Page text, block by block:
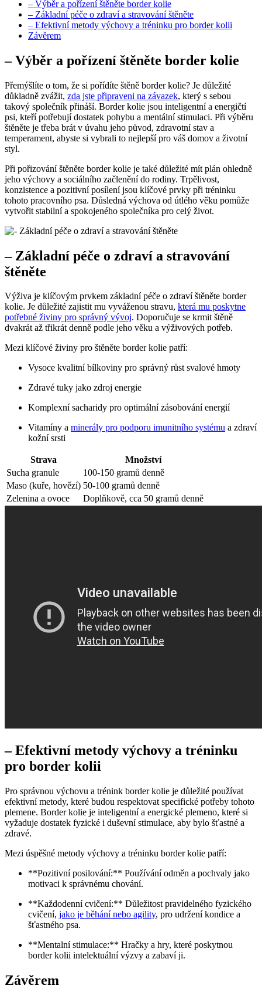
– Výběr a pořízení štěněte border kolie
– Základní péče o zdraví a stravování štěněte
– Efektivní metody výchovy a tréninku pro border kolii
Závěrem
– Výběr a pořízení štěněte border kolie
Přemýšlíte o tom, že si pořídíte štěně border kolie? Je důležité
důkladně zvážit, zda jste připraveni na závazek, který s sebou
takový společník přináší. Border kolie jsou inteligentní a energičtí
psi, kteří potřebují dostatek pohybu a mentální stimulaci. Při výběru
štěněte je třeba brát v úvahu jeho původ, zdravotní stav a
temperament, abyste si vybrali to nejlepší pro váš domov a životní
styl.
Při pořizování štěněte border kolie je také důležité mít plán ohledně
jeho výchovy a sociálního začlenění do rodiny. Trpělivost,
konzistence a pozitivní posílení jsou klíčové prvky při tréninku
tohoto pracovního psa. Důsledná výchova od útlého věku pomůže
vytvořit stabilní a spokojeného společníka pro celý život.
– Základní péče o zdraví a stravování
štěněte
Výživa je klíčovým prvkem základní péče o zdraví štěněte border
kolie. Je důležité zajistit mu vyváženou stravu, která mu poskytne
potřebné živiny pro správný vývoj. Doporučuje se krmit štěně
dvakrát až třikrát denně podle jeho věku a výživových potřeb.
Mezi klíčové živiny pro štěněte border kolie patří:
Vysoce kvalitní bílkoviny pro správný růst svalové hmoty
Zdravé tuky jako zdroj energie
Komplexní sacharidy pro optimální zásobování energií
Vitamíny a minerály pro podporu imunitního systému a zdraví
kožní srsti
Strava
Množství
Sucha granule
100-150 gramů denně
Maso (kuře, hovězí) 50-100 gramů denně
Zelenina a ovoce
Doplňkově, cca 50 gramů denně
– Efektivní metody výchovy a tréninku
pro border kolii
Pro správnou výchovu a trénink border kolie je důležité používat
efektivní metody, které budou respektovat specifické potřeby tohoto
plemene. Border kolie je inteligentní a energické plemeno, které si
vyžaduje dostatek fyzické i duševní stimulace, aby bylo šťastné a
zdravé.
Mezi úspěšné metody výchovy a tréninku border kolie patří:
**Pozitivní posilování:** Používání odměn a pochvaly jako
motivaci k správnému chování.
**Každodenní cvičení:** Důležitost pravidelného fyzického
cvičení, jako je běhání nebo agility, pro udržení kondice a
šťastného psa.
**Mentalní stimulace:** Hračky a hry, které poskytnou
border kolii intelektuální výzvy a zabaví ji.
Závěrem